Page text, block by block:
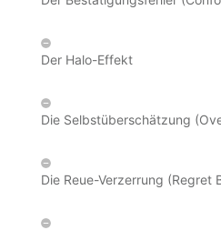
Der Halo-Effekt
Die Selbstüberschätzung
Die Reue-Verzerrung (Regret